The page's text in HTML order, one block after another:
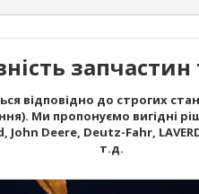
запчастин
відповідно до строгих
Ми пропонуємо вигідні
Deere, Deutz-Fahr,
т.д.